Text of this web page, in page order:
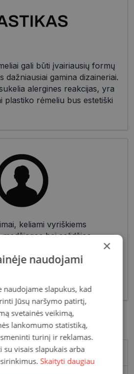
gali būti įvairiausių formų
dažniausiai gamina dizaineriai.
alergines reakcijas, yra
plastiko rėmeliu bus estetiški
keliami vyriškiems
bei solidžios
bei puikių
akiniai skirti nešiojimui
sportui.
ARMANI EXCHANGE
×
naudojami
naudojame slapukus, kad
Jūsų naršymo patirtį,
svetainės veikimą,
lankomumo statistiką,
turinį ir reklamas.
su visais slapukais arba
Skaityti daugiau